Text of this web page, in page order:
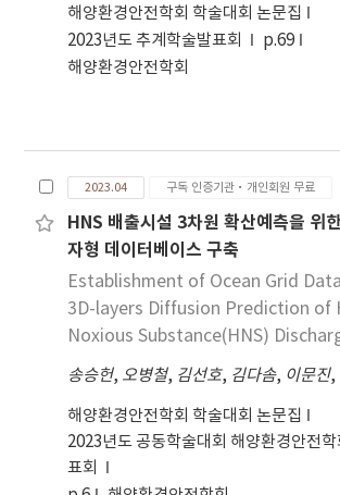
investments.
해양환경안전학회 학술대회 논문집
2023년도 추계학술발표회
p.69
해양환경안전학회
2023.04 구독 인증기관·개인회원 무료
HNS 배출시설 3차원 확산예측을 위
자형 데이터베이스 구축
Establishment of Ocean Grid
3D-layers Diffusion Prediction of
Noxious Substance(HNS)
송승헌, 오병철, 김선호, 김다솜, 이문진,
해양환경안전학회 학술대회 논문집
2023년도 공동학술대회 해양환경안전
표회